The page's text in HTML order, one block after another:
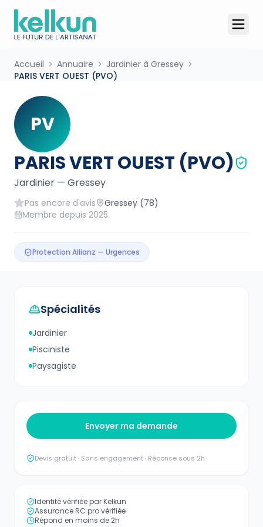
Accueil Annuaire
Jardinier à Gressey
PARIS VERT OUEST (PVO)
PV
PARIS VERT OUEST (PVO)
Jardinier — Gressey
Pas encore d'avis Gressey (78)
Membre depuis 2025
Protection Allianz — Urgences
Spécialités
Jardinier
Pisciniste
Paysagiste
Envoyer ma demande
Devis gratuit · Sans engagement · Réponse sous 2h
Identité vérifiée par Kelkun
Assurance RC pro vérifiée
Répond en moins de 2h